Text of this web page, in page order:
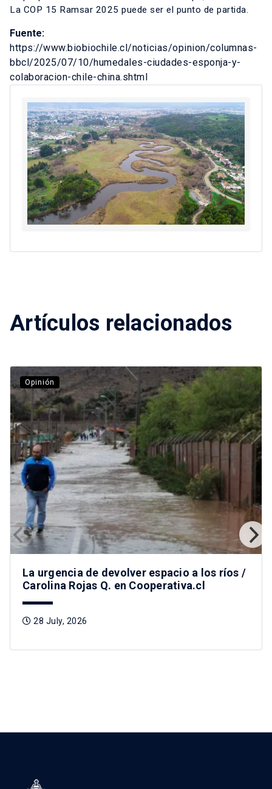
La COP 15 Ramsar 2025 puede ser el punto de partida.
Fuente:
https://www.biobiochile.cl/noticias/opinion/columnas-
bbcl/2025/07/10/humedales-ciudades-esponja-y-
colaboracion-chile-china.shtml
Artículos relacionados
Opinión
La urgencia de devolver espacio a los ríos /
Carolina Rojas Q. en Cooperativa.cl
28 July, 2026